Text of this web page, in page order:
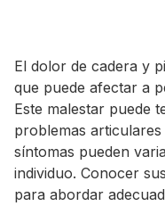
El dolor de cadera y
que puede afectar a
Este malestar puede
problemas
síntomas pueden
individuo. Conocer
para abordar